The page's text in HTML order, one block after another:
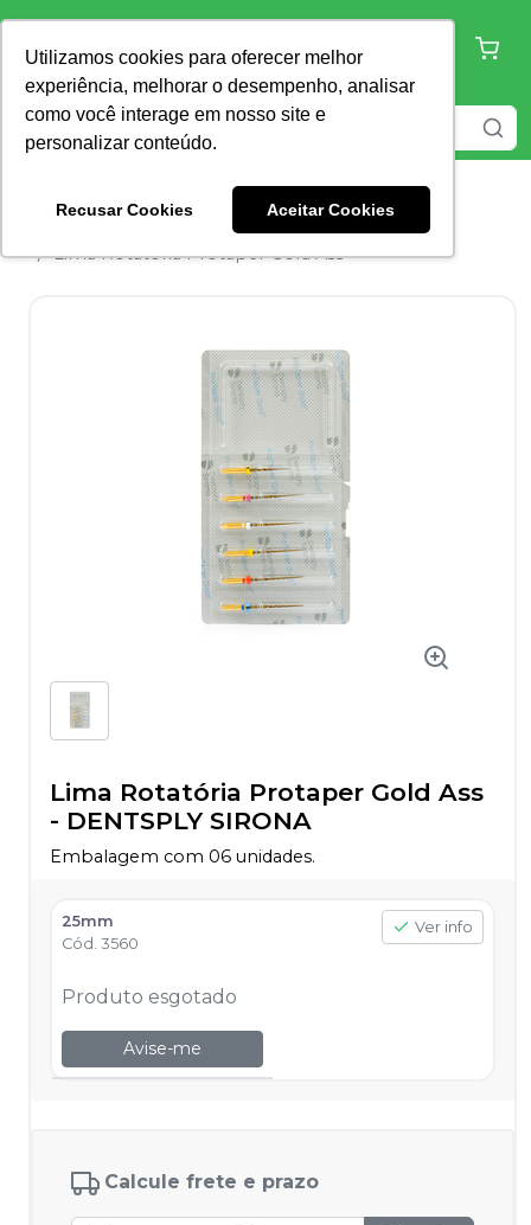
Utilizamos cookies para oferecer melhor
experiência, melhorar o desempenho, analisar
como você interage em nosso site e
personalizar conteúdo.
Recusar Cookies Aceitar Cookies
Lima Endodôntica
Lima Rotatória Protaper Gold Ass
Lima Rotatória Protaper Gold Ass
- DENTSPLY SIRONA
Embalagem com 06 unidades.
25mm
Cód. 3560
Ver info
Produto esgotado
Avise-me
Calcule frete e prazo